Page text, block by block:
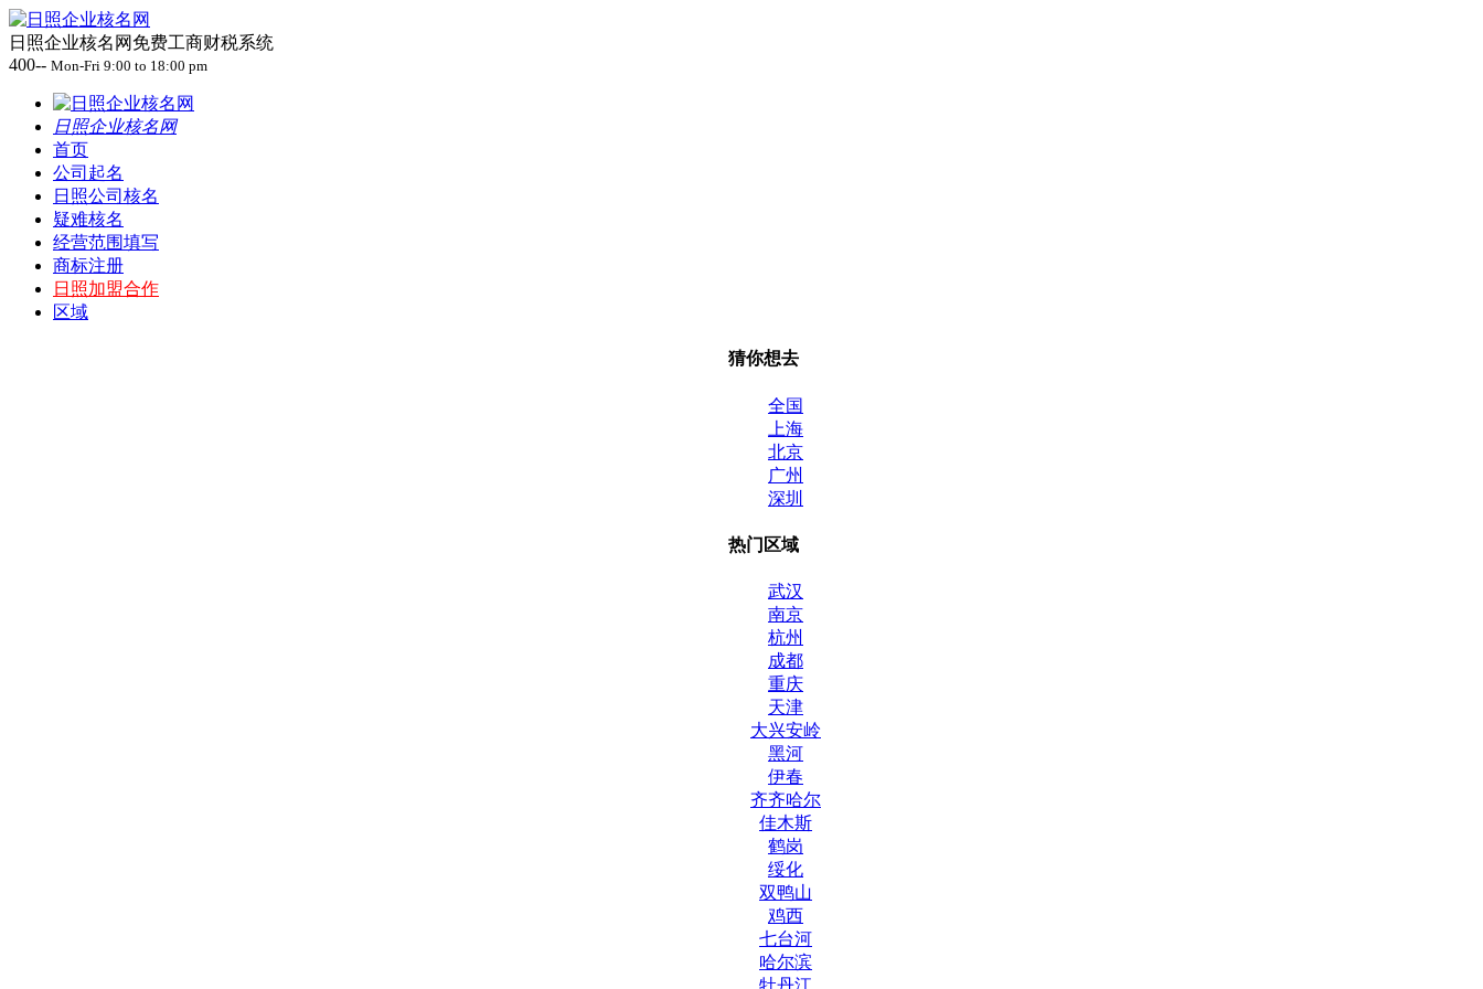
日照企业核名网免费工商财税系统
400-- Mon-Fri 9:00 to 18:00 pm
日照企业核名网
首页
公司起名
日照公司核名
疑难核名
经营范围填写
商标注册
日照加盟合作
区域
猜你想去
全国
上海
北京
广州
深圳
热门区域
武汉
南京
杭州
成都
重庆
天津
大兴安岭
黑河
伊春
齐齐哈尔
佳木斯
鹤岗
绥化
双鸭山
鸡西
七台河
哈尔滨
牡丹江